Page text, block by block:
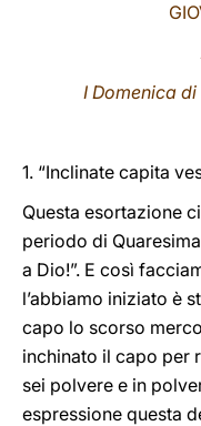
I Domenica
1. “Inclinate capita
Questa esortazione
periodo di
a Dio!”. E così
l’abbiamo iniziato è
capo lo scorso
inchinato il capo per
sei polvere e in
espressione questa